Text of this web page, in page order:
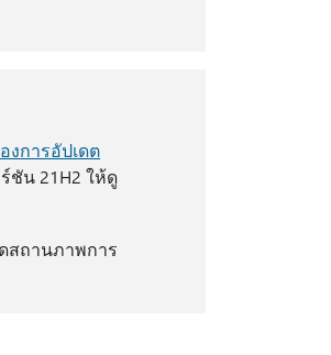
งการอัปเดต
ชัน 21H2 ให้ดู
สถานภาพการ